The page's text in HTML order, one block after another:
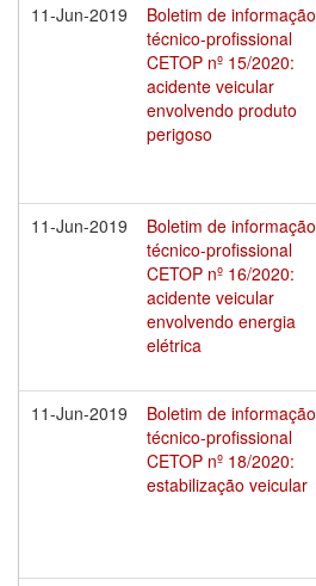
11-Jun-2019
Boletim de informação
técnico-profissional
CETOP nº 15/2020:
acidente veicular
envolvendo produto
perigoso
11-Jun-2019
Boletim de informação
técnico-profissional
CETOP nº 16/2020:
acidente veicular
envolvendo energia
elétrica
11-Jun-2019
Boletim de informação
técnico-profissional
CETOP nº 18/2020:
estabilização veicular